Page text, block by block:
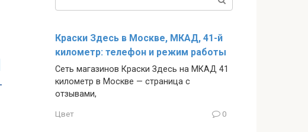
Краски Здесь в Москве, МКАД, 41-й
километр: телефон и режим работы
Сеть магазинов Краски Здесь на МКАД 41
километр в Москве — страница с
отзывами,
Цвет 0